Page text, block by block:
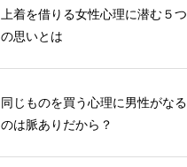
上着を借りる女性心理に潜む５つ
の思いとは
同じものを買う心理に男性がなる
のは脈ありだから？